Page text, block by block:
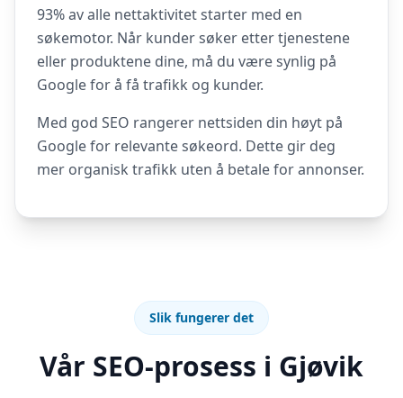
93% av alle nettaktivitet starter med en
søkemotor. Når kunder søker etter tjenestene
eller produktene dine, må du være synlig på
Google for å få trafikk og kunder.
Med god SEO rangerer nettsiden din høyt på
Google for relevante søkeord. Dette gir deg
mer organisk trafikk uten å betale for annonser.
Slik fungerer det
Vår SEO-prosess i Gjøvik